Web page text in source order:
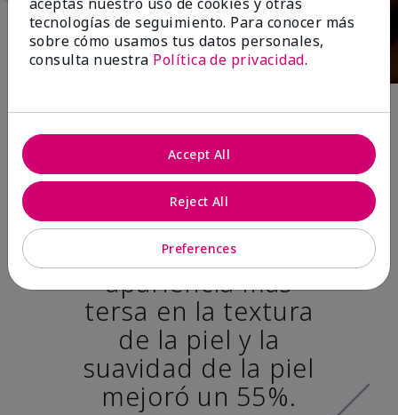
Después de 12
semanas:*
100% de las
mujeres tuvo una
apariencia más
tersa en la textura
de la piel y la
suavidad de la piel
mejoró un 55%.
tecnologías de seguimiento. Para conocer más
sobre cómo usamos tus datos personales,
consulta nuestra Política de privacidad.
Preferences
Reject All
Accept All